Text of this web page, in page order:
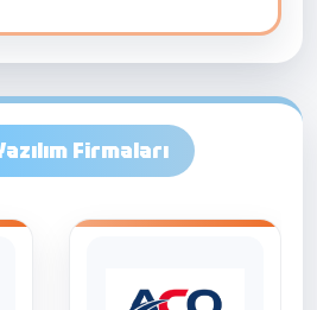
Firmaları